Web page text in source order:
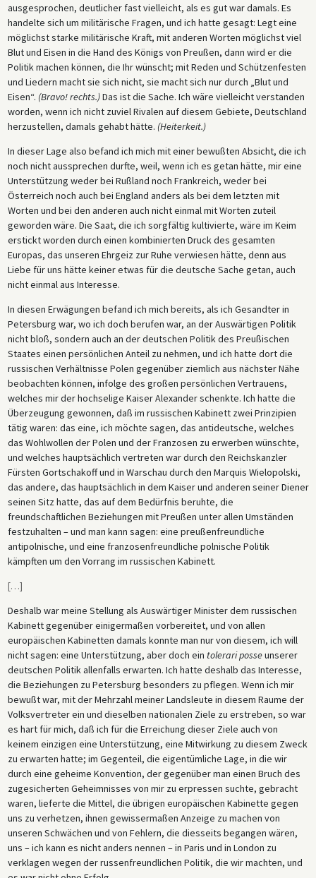
ausgesprochen, deutlicher fast vielleicht, als es gut war damals. Es
handelte sich um militärische Fragen, und ich hatte gesagt: Legt eine
möglichst starke militärische Kraft, mit anderen Worten möglichst viel
Blut und Eisen in die Hand des Königs von Preußen, dann wird er die
Politik machen können, die Ihr wünscht; mit Reden und Schützenfesten
und Liedern macht sie sich nicht, sie macht sich nur durch „Blut und
Eisen“. (Bravo! rechts.)Das ist die Sache. Ich wäre vielleicht verstanden
worden, wenn ich nicht zuviel Rivalen auf diesem Gebiete, Deutschland
herzustellen, damals gehabt hätte. (Heiterkeit.)
In dieser Lage also befand ich mich mit einer bewußten Absicht, die ich
noch nicht aussprechen durfte, weil, wenn ich es getan hätte, mir eine
Unterstützung weder bei Rußland noch Frankreich, weder bei
Österreich noch auch bei England anders als bei dem letzten mit
Worten und bei den anderen auch nicht einmal mit Worten zuteil
geworden wäre. Die Saat, die ich sorgfältig kultivierte, wäre im Keim
erstickt worden durch einen kombinierten Druck des gesamten
Europas, das unseren Ehrgeiz zur Ruhe verwiesen hätte, denn aus
Liebe für uns hätte keiner etwas für die deutsche Sache getan, auch
nicht einmal aus Interesse.
In diesen Erwägungen befand ich mich bereits, als ich Gesandter in
Petersburg war, wo ich doch berufen war, an der Auswärtigen Politik
nicht bloß, sondern auch an der deutschen Politik des Preußischen
Staates einen persönlichen Anteil zu nehmen, und ich hatte dort die
russischen Verhältnisse Polen gegenüber ziemlich aus nächster Nähe
beobachten können, infolge des großen persönlichen Vertrauens,
welches mir der hochselige Kaiser Alexander schenkte. Ich hatte die
Überzeugung gewonnen, daß im russischen Kabinett zwei Prinzipien
tätig waren: das eine, ich möchte sagen, das antideutsche, welches
das Wohlwollen der Polen und der Franzosen zu erwerben wünschte,
und welches hauptsächlich vertreten war durch den Reichskanzler
Fürsten Gortschakoff und in Warschau durch den Marquis Wielopolski,
das andere, das hauptsächlich in dem Kaiser und anderen seiner Diener
seinen Sitz hatte, das auf dem Bedürfnis beruhte, die
freundschaftlichen Beziehungen mit Preußen unter allen Umständen
festzuhalten – und man kann sagen: eine preußenfreundliche
antipolnische, und eine franzosenfreundliche polnische Politik
kämpften um den Vorrang im russischen Kabinett.
[…]
Deshalb war meine Stellung als Auswärtiger Minister dem russischen
Kabinett gegenüber einigermaßen vorbereitet, und von allen
europäischen Kabinetten damals konnte man nur von diesem, ich will
nicht sagen: eine Unterstützung, aber doch ein tolerari posseunserer
deutschen Politik allenfalls erwarten. Ich hatte deshalb das Interesse,
die Beziehungen zu Petersburg besonders zu pflegen. Wenn ich mir
bewußt war, mit der Mehrzahl meiner Landsleute in diesem Raume der
Volksvertreter ein und dieselben nationalen Ziele zu erstreben, so war
es hart für mich, daß ich für die Erreichung dieser Ziele auch von
keinem einzigen eine Unterstützung, eine Mitwirkung zu diesem Zweck
zu erwarten hatte; im Gegenteil, die eigentümliche Lage, in die wir
durch eine geheime Konvention, der gegenüber man einen Bruch des
zugesicherten Geheimnisses von mir zu erpressen suchte, gebracht
waren, lieferte die Mittel, die übrigen europäischen Kabinette gegen
uns zu verhetzen, ihnen gewissermaßen Anzeige zu machen von
unseren Schwächen und von Fehlern, die diesseits begangen wären,
uns – ich kann es nicht anders nennen – in Paris und in London zu
verklagen wegen der russenfreundlichen Politik, die wir machten, und